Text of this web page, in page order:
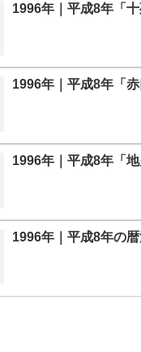
1996年｜平成8年「
1996年｜平成8年「
1996年｜平成8年「
1996年｜平成8年の